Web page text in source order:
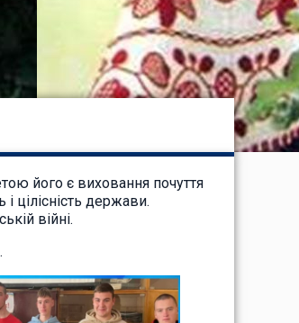
його є виховання почуття
цілісність держави.
війні.